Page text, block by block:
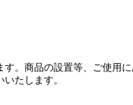
す。商品の設置等、ご使用
たします。